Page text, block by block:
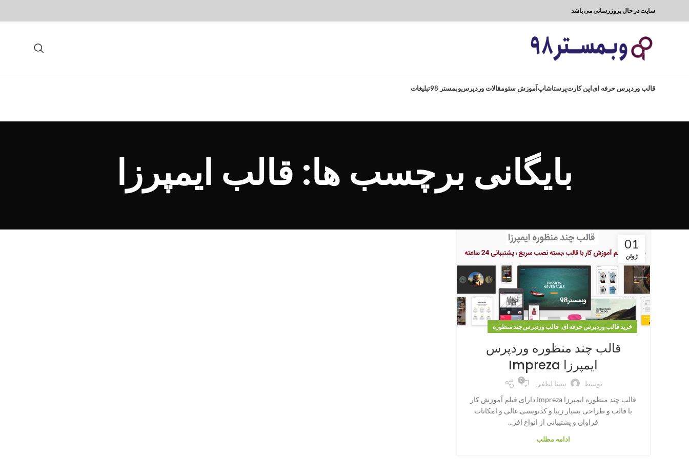
سایت در حال بروزرسانی می باشد
قالب وردپرس حرفه ایاپن کارتپرستاشاپآموزش سئومقالات وردپرسوبمستر 98 تبلیغات
بایگانی برچسب ها: قالب ایمپرزا
01
ژوئن
خرید قالب وردپرس حرفه ای, قالب وردپرس چند منظوره
قالب چند منظوره وردپرس
ایمپرزا Impreza
توسط سینا لطفی 0
قالب چند منظوره ایمپرزا Impreza دارای فیلم آموزش کار
با قالب و طراحی بسیار زیبا و کدنویسی عالی و امکانات
فراوان و پشتیبانی از انواع افز...
ادامه مطلب